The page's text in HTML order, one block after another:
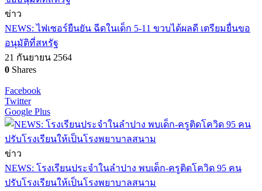
ข่าว
NEWS: ไฟเซอร์ยืนยัน ฉีดในเด็ก 5-11 ขวบได้ผลดี เตรียมยื่นขอ
อนุมัติที่สหรัฐ
21 กันยายน 2564
0 Shares
Facebook
Twitter
Google Plus
ข่าว
NEWS: โรงเรียนประจำในลำปาง พบเด็ก-ครูติดโควิด 95 คน
ปรับโรงเรียนให้เป็นโรงพยาบาลสนาม